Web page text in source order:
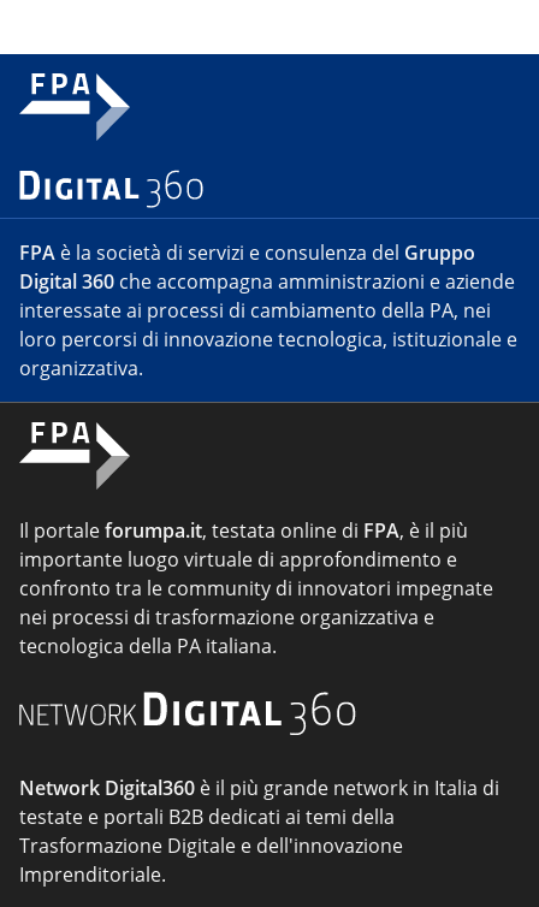
FPA è la società di servizi e consulenza del Gruppo
Digital 360 che accompagna amministrazioni e aziende
interessate ai processi di cambiamento della PA, nei
loro percorsi di innovazione tecnologica, istituzionale e
organizzativa.
Il portaleforumpa.it, testata online di FPA, è il più
importante luogo virtuale di approfondimento e
confronto tra le community di innovatori impegnate
nei processi di trasformazione organizzativa e
tecnologica della PA italiana.
Network Digital360 è il più grande network in Italia di
testate e portali B2B dedicati ai temi della
Trasformazione Digitale e dell'innovazione
Imprenditoriale.